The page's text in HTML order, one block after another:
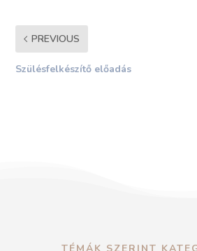
PREVIOUS
Szülésfelkészítő előadás